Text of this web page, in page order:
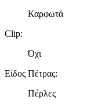
Καρφωτά
Clip:
Όχι
Είδος Πέτρας:
Πέρλες